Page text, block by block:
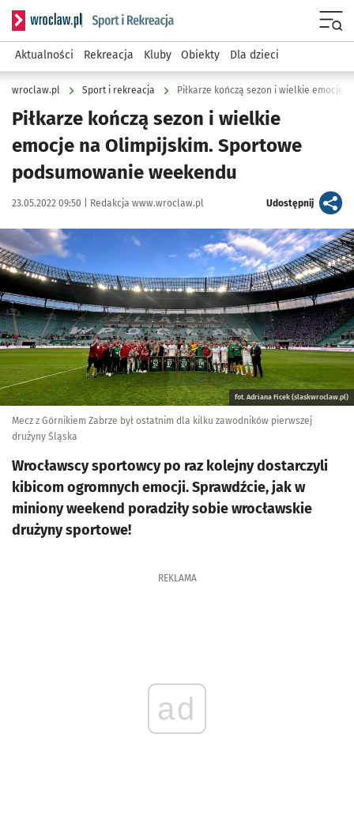
Serwis informacyjny wroclaw.pl podserwis: Sport i rekreacja
Aktualności Rekreacja Kluby Obiekty Dla dzieci
wroclaw.pl Sport i rekreacja
Piłkarze kończą sezon i wielkie
emocje na Olimpijskim. Sportowe
podsumowanie weekendu
Data publikacji:
23.05.2022 09:50 | Autor:
Redakcja www.wroclaw.pl Udostępnijartykuł
Kliknij, aby powiększyć
fot. Adriana Ficek (slaskwroclaw.pl)
Mecz z Górnikiem Zabrze był ostatnim dla kilku zawodników pierwszej
drużyny Śląska
Wrocławscy sportowcy po raz kolejny dostarczyli
kibicom ogromnych emocji. Sprawdźcie, jak w
miniony weekend poradziły sobie wrocławskie
drużyny sportowe!
REKLAMA
ad